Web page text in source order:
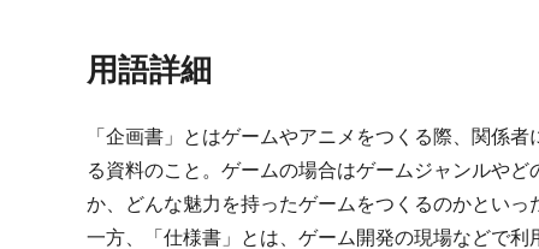
用語詳細
「企画書」とはゲームやアニメをつくる際、関係
る資料のこと。ゲームの場合はゲームジャンルや
か、どんな魅力を持ったゲームをつくるのかといっ
一方、「仕様書」とは、ゲーム開発の現場などで